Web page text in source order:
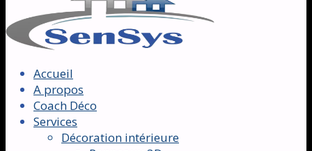
Accueil
A propos
Coach Déco
Services
Décoration intérieure